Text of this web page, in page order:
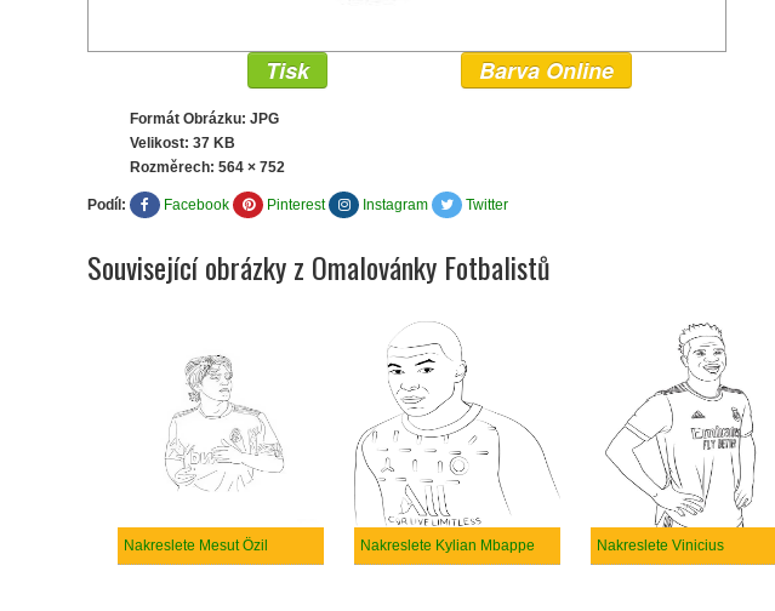
Tisk Barva Online
Formát Obrázku: JPG
Velikost: 37 KB
Rozměrech: 564 × 752
Podíl: Facebook Pinterest Instagram Twitter
Související obrázky z Omalovánky Fotbalistů
Nakreslete Mesut Özil Nakreslete Kylian Mbappe Nakreslete Vinicius